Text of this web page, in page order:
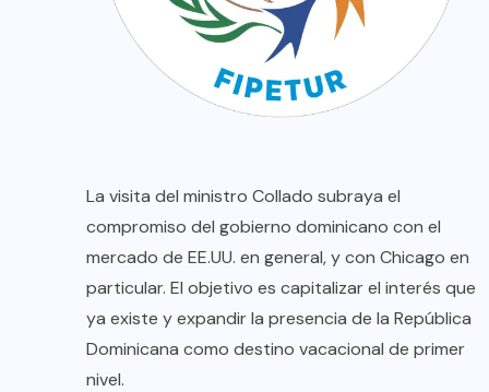
La visita del ministro Collado subraya el
compromiso del gobierno dominicano con el
mercado de EE.UU. en general, y con Chicago en
particular. El objetivo es capitalizar el interés que
ya existe y expandir la presencia de la República
Dominicana como destino vacacional de primer
nivel.